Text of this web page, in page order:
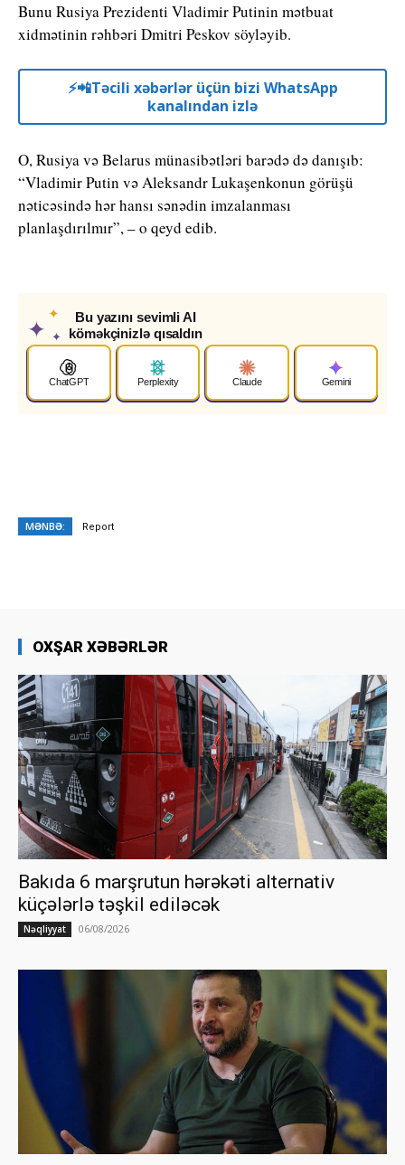
Bunu Rusiya Prezidenti Vladimir Putinin mətbuat
xidmətinin rəhbəri Dmitri Peskov söyləyib.
⚡️📲Təcili xəbərlər üçün bizi WhatsApp
kanalından izlə
O, Rusiya və Belarus münasibətləri barədə də danışıb:
“Vladimir Putin və Aleksandr Lukaşenkonun görüşü
nəticəsində hər hansı sənədin imzalanması
planlaşdırılmır”, – o qeyd edib.
✦
✦
✦
Bu yazını sevimli AI
köməkçinizlə qısaldın
ChatGPT Perplexity Claude Gemini
MƏNBƏ: Report
OXŞAR XƏBƏRLƏR
Bakıda 6 marşrutun hərəkəti alternativ
küçələrlə təşkil ediləcək
Nəqliyyat 06/08/2026